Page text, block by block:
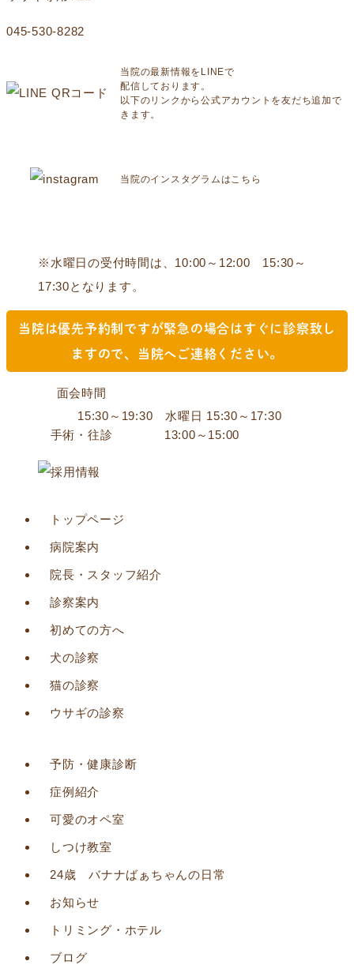
045-530-8282
当院の最新情報をLINEで
配信しております。
以下のリンクから公式アカウントを友だち追加で
きます。
当院のインスタグラムはこちら
※水曜日の受付時間は、10:00～12:00 15:30～
17:30となります。
当院は優先予約制ですが緊急の場合はすぐに診察致し
ますので、当院へご連絡ください。
面会時間
15:30～19:30 水曜日 15:30～17:30
手術・往診
13:00～15:00
トップページ
病院案内
院長・スタッフ紹介
診察案内
初めての方へ
犬の診察
猫の診察
ウサギの診察
予防・健康診断
症例紹介
可愛のオペ室
しつけ教室
24歳 バナナばぁちゃんの日常
お知らせ
トリミング・ホテル
ブログ